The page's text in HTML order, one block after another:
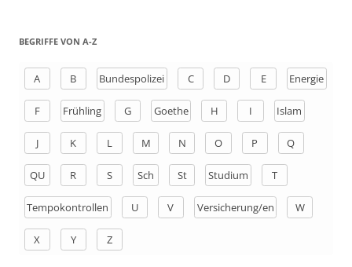
h
BEGRIFFE VON A-Z
A B Bundespolizei C D E Energie
F Frühling G Goethe H I Islam
J K L M N O P Q
QU R S Sch St Studium T
Tempokontrollen U V Versicherung/en W
X Y Z